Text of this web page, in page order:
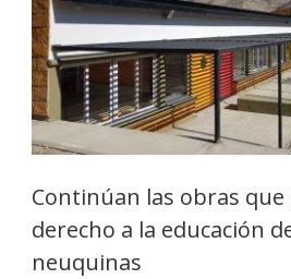
Continúan las obras
derecho a la educación
neuquinas